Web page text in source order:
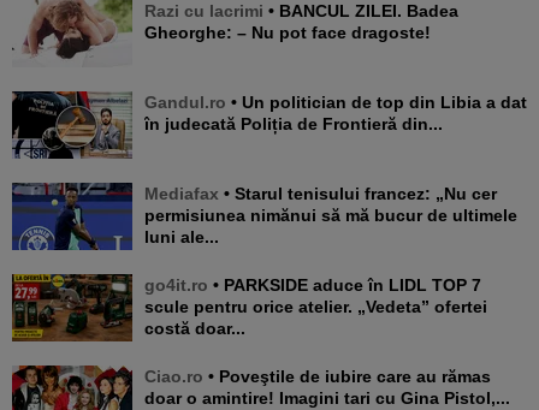
Razi cu lacrimi • BANCUL ZILEI. Badea
Gheorghe: – Nu pot face dragoste!
Gandul.ro • Un politician de top din Libia a dat
în judecată Poliția de Frontieră din...
Mediafax • Starul tenisului francez: „Nu cer
permisiunea nimănui să mă bucur de ultimele
luni ale...
go4it.ro • PARKSIDE aduce în LIDL TOP 7
scule pentru orice atelier. „Vedeta” ofertei
costă doar...
Ciao.ro • Poveştile de iubire care au rămas
doar o amintire! Imagini tari cu Gina Pistol,...